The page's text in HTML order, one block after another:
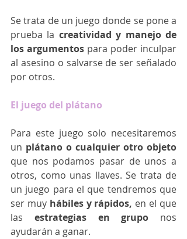
Se trata de un juego donde se pone a
prueba la creatividad y manejo de
los argumentos para poder inculpar
al asesino o salvarse de ser señalado
por otros.
El juego del plátano
Para este juego solo necesitaremos
un plátano o cualquier otro objeto
que nos podamos pasar de unos a
otros, como unas llaves. Se trata de
un juego para el que tendremos que
ser muy hábiles y rápidos, en el que
las estrategias en grupo nos
ayudarán a ganar.